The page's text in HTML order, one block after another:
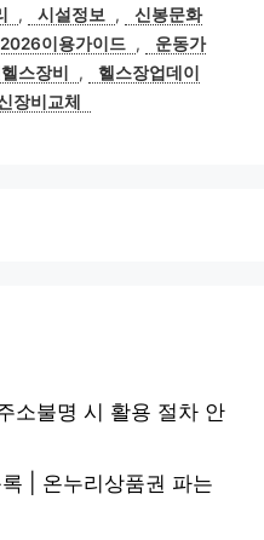
, 시설정보 ,
신봉문화
이용가이드 ,
운동가
스장비 ,
헬스장업데이
장비교체
소불명 시 활용 절차 안
| 온누리상품권 파는